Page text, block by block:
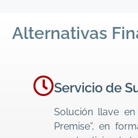
Alternativas
Servicio de
Solución llave
Premise”, en